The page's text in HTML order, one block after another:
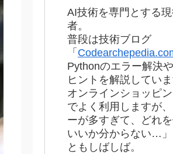
AI技術を専門とする
者。
普段は技術ブログ
「
Pythonのエラー解決
ヒントを解説していま
オンラインショッピ
でよく利用しますが
ーが多すぎて、どれ
いいか分からない…」
ともしばしば。